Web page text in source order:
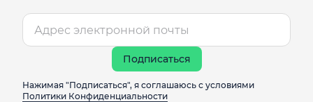
Подписаться
Нажимая "Подписаться", я соглашаюсь с условиями
Политики Конфиденциальности